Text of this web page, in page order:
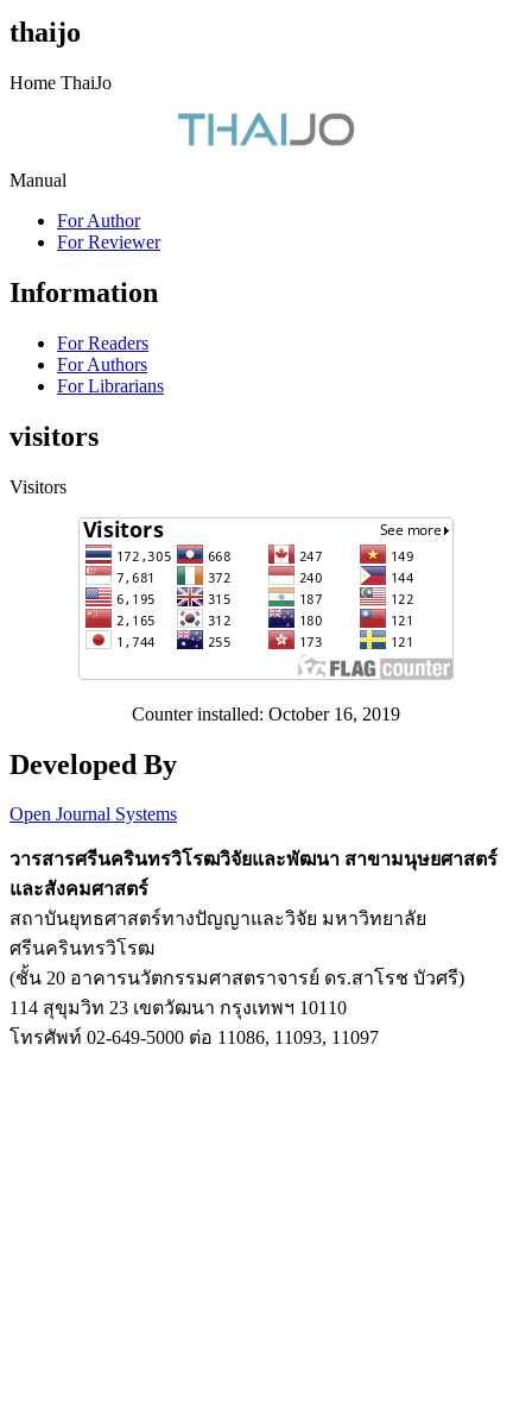
thaijo
Home ThaiJo
Manual
For Author
For Reviewer
Information
For Readers
For Authors
For Librarians
visitors
Visitors
Counter installed: October 16, 2019
Developed By
Open Journal Systems
วารสารศรีนครินทรวิโรฒวิจัยและพัฒนา สาขามนุษยศาสตร์
และสังคมศาสตร์
สถาบันยุทธศาสตร์ทางปัญญาและวิจัย มหาวิทยาลัย
ศรีนครินทรวิโรฒ
(ชั้น 20 อาคารนวัตกรรมศาสตราจารย์ ดร.สาโรช บัวศรี)
114 สุขุมวิท 23 เขตวัฒนา กรุงเทพฯ 10110
โทรศัพท์ 02-649-5000 ต่อ 11086, 11093, 11097